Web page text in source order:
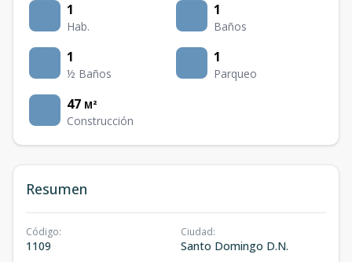
1
Hab.
1
Baños
1
½ Baños
1
Parqueo
47 M²
Construcción
Resumen
Código:
1109
Ciudad:
Santo Domingo D.N.